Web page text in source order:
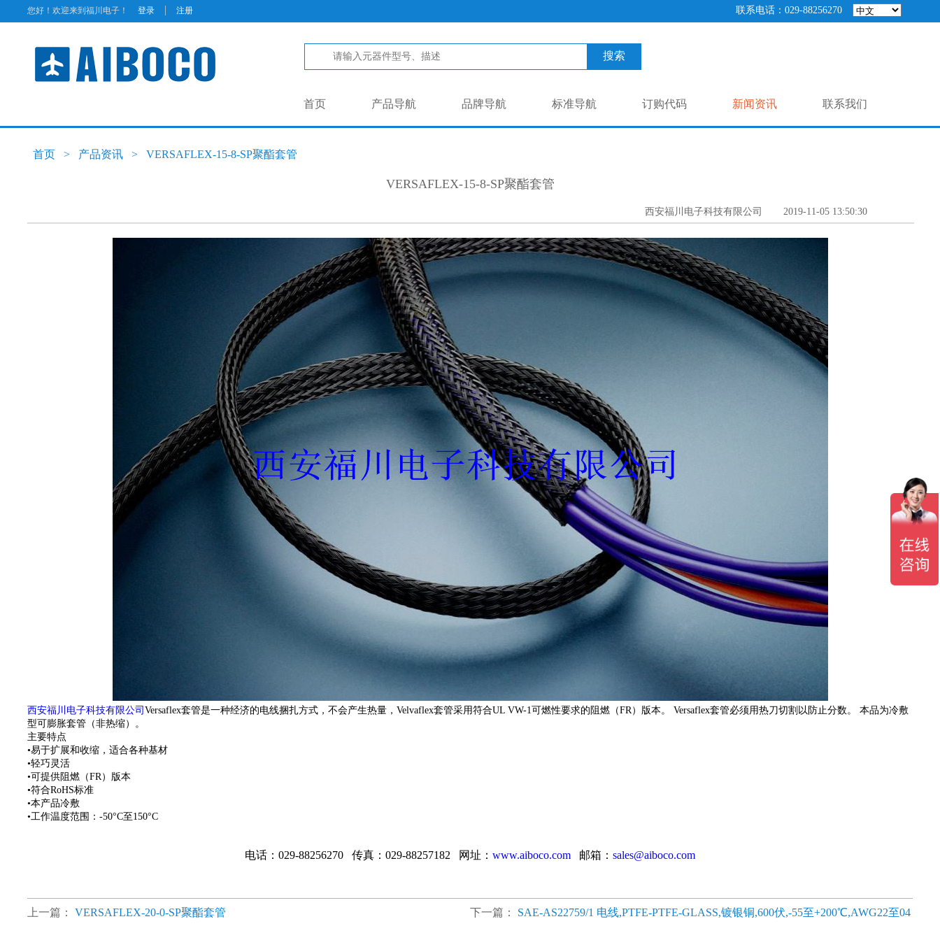
您好！欢迎来到福川电子！ 登录 | 注册 联系电话：029-88256270
搜索
联系我们
新闻资讯
订购代码
标准导航
品牌导航
产品导航
首页
首页 > 产品资讯 > VERSAFLEX-15-8-SP聚酯套管
VERSAFLEX-15-8-SP聚酯套管
西安福川电子科技有限公司 2019-11-05 13:50:30
西安福川电子科技有限公司 Versaflex套管是一种经济的电线捆扎方式，不会产生热量，Velvaflex套管采用符合UL VW-1可燃性要求的阻燃（FR）版本。 Versaflex套管必须用热刀切割以防止分数。 本品为冷敷
型可膨胀套管（非热缩）。
主要特点
•易于扩展和收缩，适合各种基材
•轻巧灵活
•可提供阻燃（FR）版本
•符合RoHS标准
•本产品冷敷
•工作温度范围：-50°C至150°C
电话：029-88256270 传真：029-88257182 网址： www.aiboco.com 邮箱： sales@aiboco.com
上一篇： VERSAFLEX-20-0-SP聚酯套管 下一篇： SAE-AS22759/1 电线,PTFE-PTFE-GLASS,镀银铜,600伏,-55至+200℃,AWG22至04